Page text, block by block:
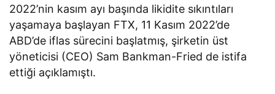
2022’nin kasım ayı başında likidite sıkıntıları
yaşamaya başlayan FTX, 11 Kasım 2022’de
ABD’de iflas sürecini başlatmış, şirketin üst
yöneticisi (CEO) Sam Bankman-Fried de istifa
ettiği açıklamıştı.